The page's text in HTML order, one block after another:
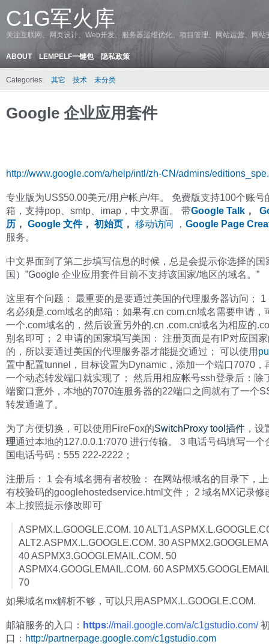
C1G军火库
关注互联网、网页设计、Web开发、服务器运维优化、项目管理、网站运营、网
ABOUT LEMPELF一键包 隐私政策
Categories: 其它 技术 未分类
Google 企业应用套件
http://www.google.com/a/help/intl/zh-CN/admins/
专业版为US$50.00美元/用户帐户/年。 免费版支持100个账号
箱，支持pop、smtp、imap，中文界面。 带Google Talk ，
历 ， Google 文件， 初始页 ， 移动访问 ， Google Page
服务。
中文界面到了第二步填写信息的时候，总是会提示你选择的国
国）”Google 企业应用套件目前不支持该国家/地区的域名。”
这里有个问题： 最重要的是要通过美国的代理服务器访问； 1
名必须是.com域名的邮箱：如果有.cn com.cn域名需要申请，
一个.com域名的，然后设置另外的.cn .com.cn域名为相应的
别名即可； 2 申请的国家填写美国： 注册页面是有IP对应国
的，所以要通过美国的代理服务器才能提交通过； 可以使用
置中配置tunnel，目标设置为Dynamic，添加一个端口7070，
一个动态转发端口就实现了； 然后用相应帐号ssh登录后：除
端窗口意外，本地的7070连服务器的22端口之间就有了一个
转发通道了。
为了方便切换，可以使用FireFox的SwitchProxy tool插件 ，设
理通过本地的127.0.0.1:7070 进行传输。 3 电话号码填写一个
国电话号码：555 222-2222；
注册后： 1 会有域名拥有者校验： 在网站根域名的目录下，
有校验码的googlehostedservice.html文件； 2 域名MX记录修
本上按照提示修改即可
ASPMX.L.GOOGLE.COM. 10
ALT2.ASPMX.L.GOOGLE.COM. 30
40 ASPMX3.GOOGLEMAIL.COM. 50
ASPMX4.GOOGLEMAIL.COM. 60
70
如果域名mx解析不够，可以只用ASPMX.L.GOOGLE.COM.
邮箱服务的入口： https://mail.google.com/a/c1gstudio.com/
口： http://partnerpage.google.com/c1gstudio.com